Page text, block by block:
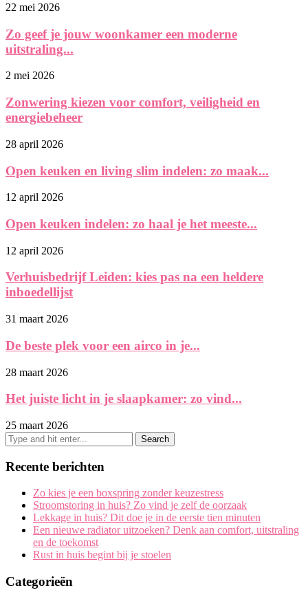
22 mei 2026
Zo geef je jouw woonkamer een moderne
uitstraling...
2 mei 2026
Zonwering kiezen voor comfort, veiligheid en
energiebeheer
28 april 2026
Open keuken en living slim indelen: zo maak...
12 april 2026
Open keuken indelen: zo haal je het meeste...
12 april 2026
Verhuisbedrijf Leiden: kies pas na een heldere
inboedellijst
31 maart 2026
De beste plek voor een airco in je...
28 maart 2026
Het juiste licht in je slaapkamer: zo vind...
25 maart 2026
Recente berichten
Zo kies je een boxspring zonder keuzestress
Stroomstoring in huis? Zo vind je zelf de oorzaak
Lekkage in huis? Dit doe je in de eerste tien minuten
Een nieuwe radiator uitzoeken? Denk aan comfort, uitstraling
en de toekomst
Rust in huis begint bij je stoelen
Categorieën